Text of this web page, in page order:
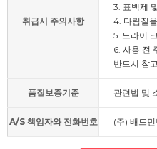
취급시 주의사항
3. 표백제
4. 다림질
5. 드라이
6. 사용 전
반드시 참
품질보증기준 관련법 및
A/S 책임자와 전화번호 (주) 배드